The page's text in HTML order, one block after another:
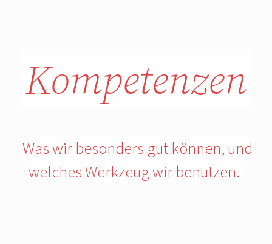
Kompetenzen
Was wir besonders gut können, und
welches Werkzeug wir benutzen.